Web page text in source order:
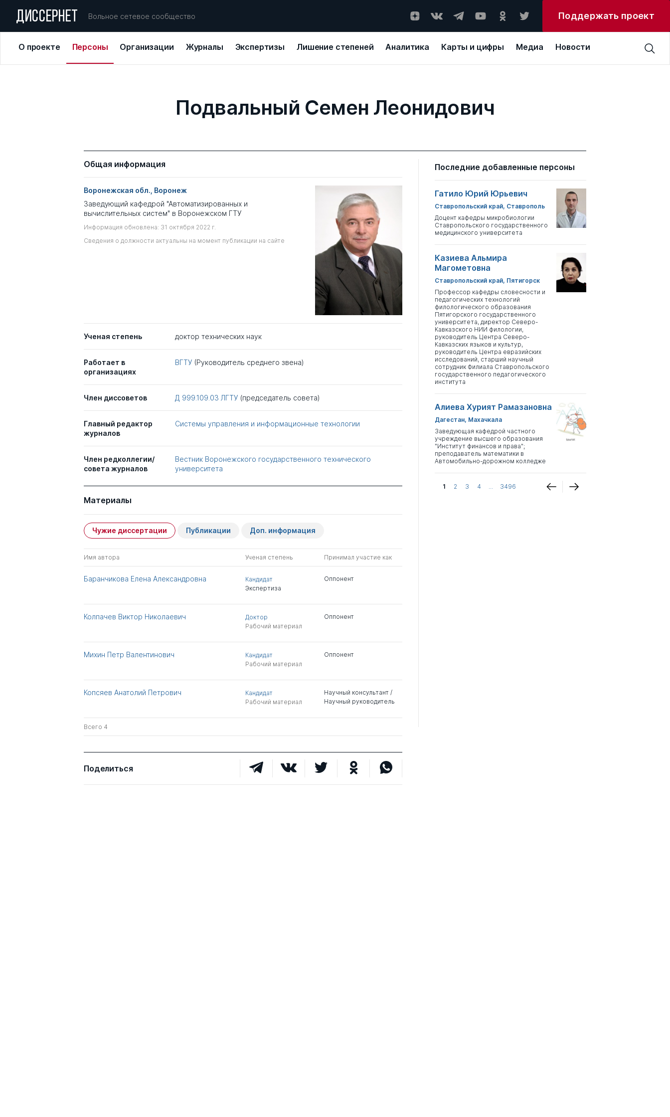
ДИССЕРНЕТ Вольное сетевое сообщество Поддержать проект
О проекте Персоны Организации Журналы Экспертизы Лишение степеней Аналитика Карты и цифры Медиа Новости
Подвальный Семен Леонидович
Общая информация
Воронежская обл., Воронеж
Заведующий кафедрой "Автоматизированных и
вычислительных систем" в Воронежском ГТУ
Информация обновлена: 31 октября 2022 г.
Сведения о должности актуальны на момент публикации на сайте
Ученая степень доктор технических наук
Работает в
организациях
ВГТУ (Руководитель среднего звена)
Член диссоветов Д 999.109.03 ЛГТУ (председатель совета)
Главный редактор
журналов
Системы управления и информационные технологии
Член редколлегии/
совета журналов
Вестник Воронежского государственного технического
университета
Материалы
Чужие диссертации Публикации Доп. информация
Имя автора Ученая степень Принимал участие как
Баранчикова Елена Александровна
Кандидат
Экспертиза
Оппонент
Колпачев Виктор Николаевич
Доктор
Рабочий материал
Оппонент
Михин Петр Валентинович
Кандидат
Рабочий материал
Оппонент
Копсяев Анатолий Петрович
Кандидат
Рабочий материал
Научный консультант /
Научный руководитель
Всего 4
Поделиться
Последние добавленные персоны
Гатило Юрий Юрьевич
Ставропольский край, Ставрополь
Доцент кафедры микробиологии
Ставропольского государственного
медицинского университета
Казиева Альмира
Магометовна
Ставропольский край, Пятигорск
Профессор кафедры словесности и
педагогических технологий
филологического образования
Пятигорского государственного
университета, директор Северо-
Кавказского НИИ филологии,
руководитель Центра Северо-
Кавказских языков и культур,
руководитель Центра евразийских
исследований, старший научный
сотрудник Филиала Ставропольского
государственного педагогического
института
Алиева Хурият Рамазановна
Дагестан, Махачкала
Заведующая кафедрой частного
учреждение высшего образования
"Институт финансов и права";
преподаватель математики в
Автомобильно-дорожном колледже
1 2 3 4 ... 3496